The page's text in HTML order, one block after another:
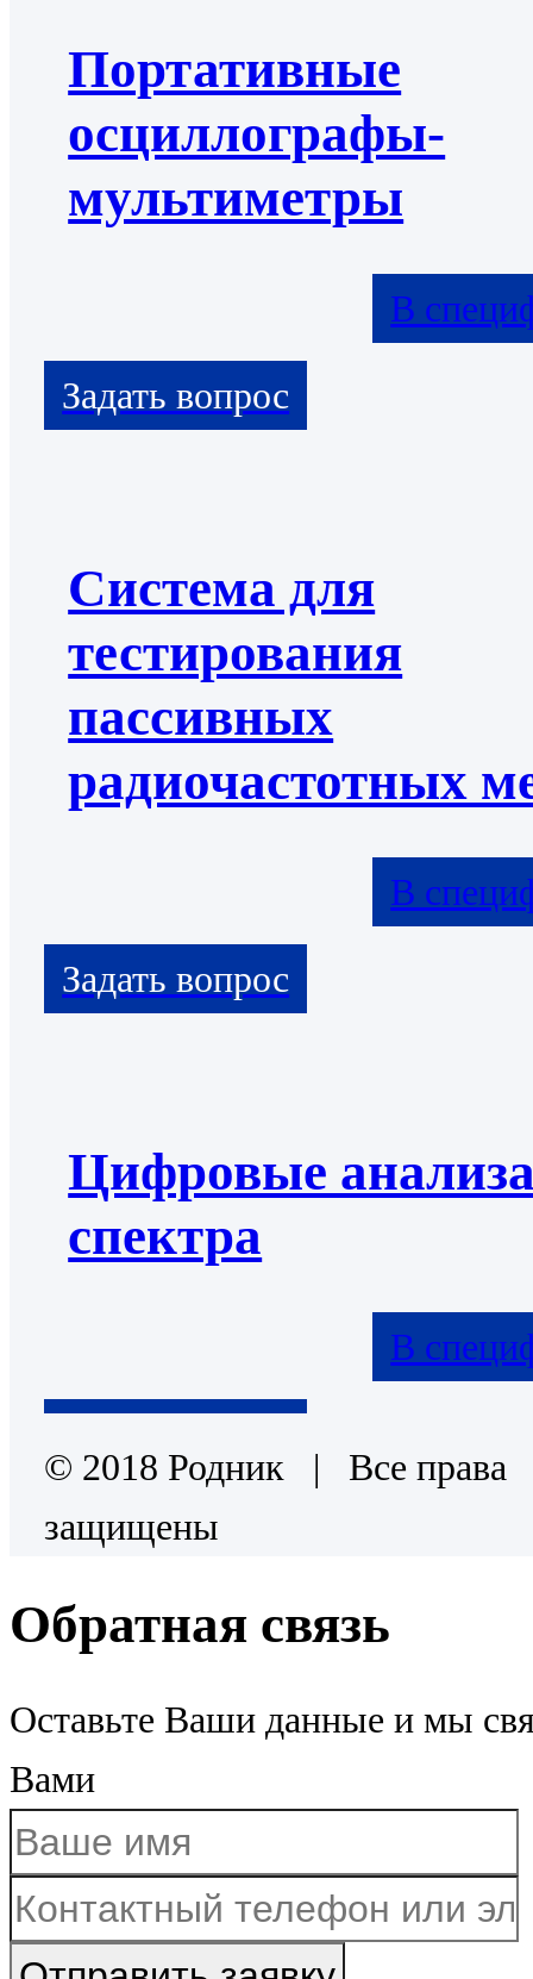
Портативные
осциллографы-
мультиметры
В
Система для
тестирования
пассивных
радиочастотных
В
Цифровые
спектра
В
© 2018 Родник | Все права
защищены
Обратная связь
Оставьте Ваши данные и мы
Вами